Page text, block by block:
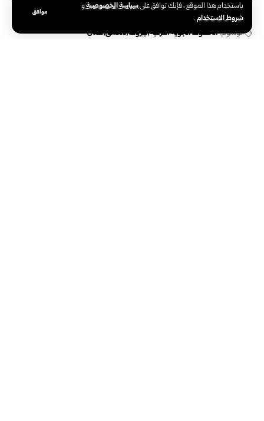
باستخدام هذا الموقع ، فإنك توافق علىسياسة الخصوصيةو
شروط الاستخدام.
موافق
الوسوم:الخطوط الجوية التركية بيروت دمشق عمّان